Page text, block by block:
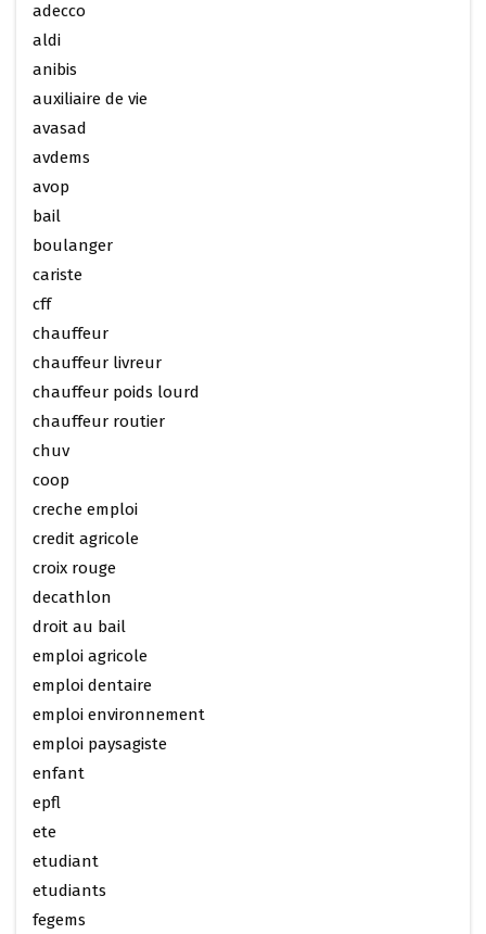
adecco
aldi
anibis
auxiliaire de vie
avasad
avdems
avop
bail
boulanger
cariste
cff
chauffeur
chauffeur livreur
chauffeur poids lourd
chauffeur routier
chuv
coop
creche emploi
credit agricole
croix rouge
decathlon
droit au bail
emploi agricole
emploi dentaire
emploi environnement
emploi paysagiste
enfant
epfl
ete
etudiant
etudiants
fegems